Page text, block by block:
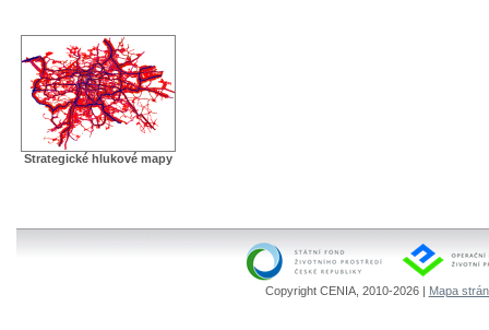
Strategické hlukové mapy
Copyright CENIA, 2010-2026 | Mapa